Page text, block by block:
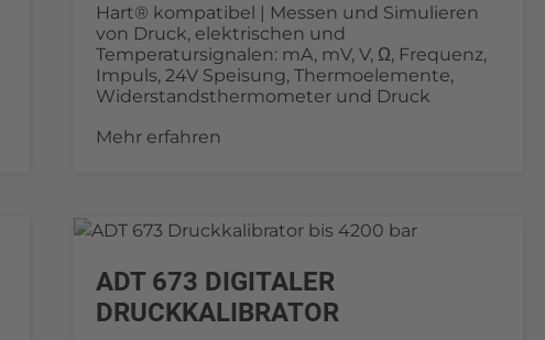
Hart® kompatibel | Messen und Simulieren
von Druck, elektrischen und
Temperatursignalen: mA, mV, V, Ω, Frequenz,
Impuls, 24V Speisung, Thermoelemente,
Widerstandsthermometer und Druck
Mehr erfahren
ADT 673 DIGITALER
DRUCKKALIBRATOR